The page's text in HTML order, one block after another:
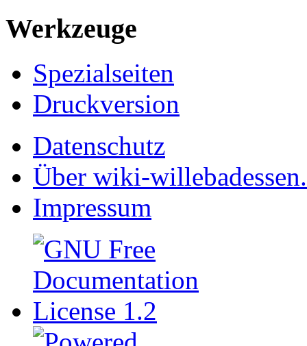
Werkzeuge
Spezialseiten
Druckversion
Datenschutz
Über wiki-
Impressum